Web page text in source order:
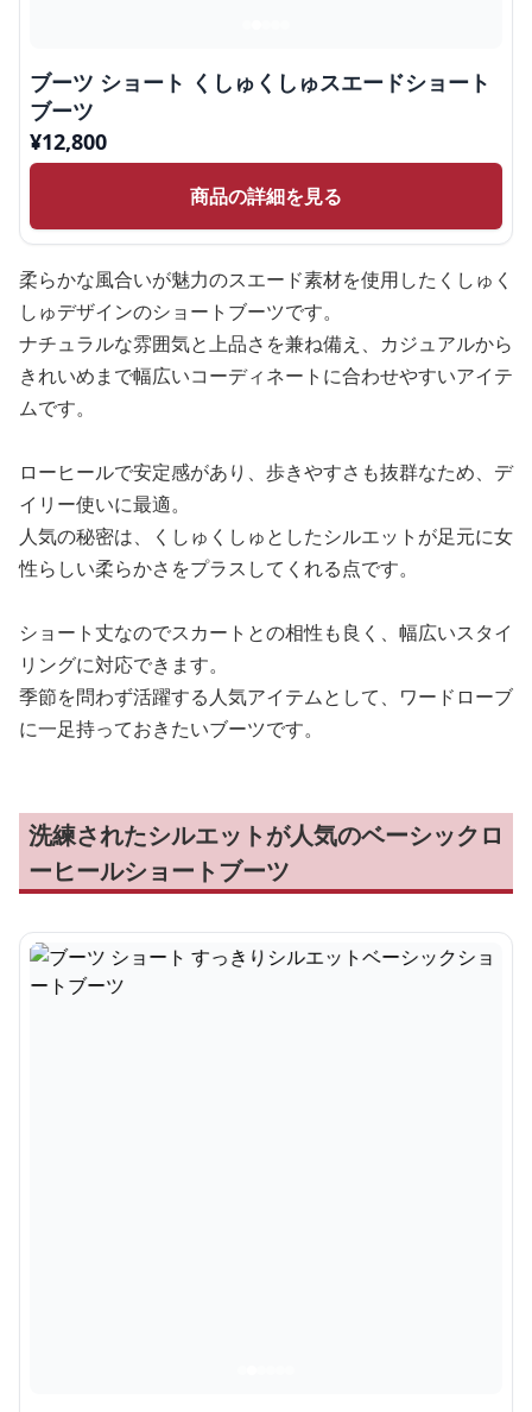
ブーツ ショート くしゅくしゅスエードショート
ブーツ
¥12,800
商品の詳細を見る
柔らかな風合いが魅力のスエード素材を使用したくしゅく
しゅデザインのショートブーツです。
ナチュラルな雰囲気と上品さを兼ね備え、カジュアルから
きれいめまで幅広いコーディネートに合わせやすいアイテ
ムです。
ローヒールで安定感があり、歩きやすさも抜群なため、デ
イリー使いに最適。
人気の秘密は、くしゅくしゅとしたシルエットが足元に女
性らしい柔らかさをプラスしてくれる点です。
ショート丈なのでスカートとの相性も良く、幅広いスタイ
リングに対応できます。
季節を問わず活躍する人気アイテムとして、ワードローブ
に一足持っておきたいブーツです。
洗練されたシルエットが人気のベーシックロ
ーヒールショートブーツ